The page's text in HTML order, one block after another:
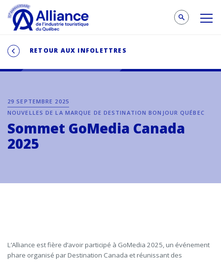
RETOUR AUX INFOLETTRES
29 SEPTEMBRE 2025
NOUVELLES DE LA MARQUE DE DESTINATION BONJOUR QUÉBEC
Sommet GoMedia Canada
2025
L’Alliance est fière d’avoir participé à GoMedia 2025, un événement
phare organisé par Destination Canada et réunissant des